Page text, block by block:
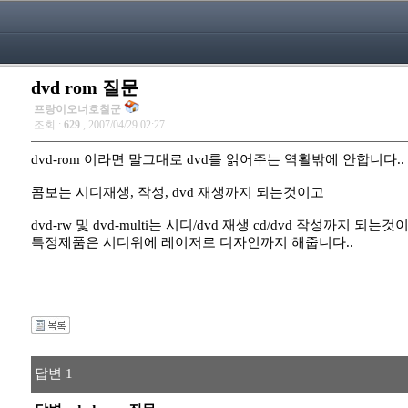
dvd rom 질문
프랑이오너호칠군
조회 : 629 , 2007/04/29 02:27
dvd-rom 이라면 말그대로 dvd를 읽어주는 역활밖에 안합니다..
콤보는 시디재생, 작성, dvd 재생까지 되는것이고
dvd-rw 및 dvd-multi는 시디/dvd 재생 cd/dvd 작성까지 되는것
특정제품은 시디위에 레이저로 디자인까지 해줍니다..
답변 1